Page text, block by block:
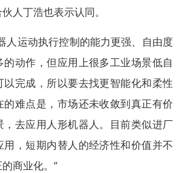
人丁浩也表示认同。
人运动执行控制的能力更强、自由度
动作，但应用上很多工业场景低自
以完成，所以要去找更智能化和柔性
的难点是，市场还未收敛到真正有价
，去应用人形机器人。目前类似进厂
用，短期内替人的经济性和价值并不
商业化。”